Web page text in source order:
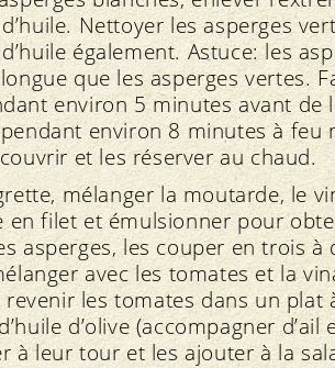
Nettoyer les asperges
également. Astuce: les
que les asperges vertes.
environ 5 minutes avant
environ 8 minutes à
et les réserver au chaud.
mélanger la moutarde, le
en filet et émulsionner pour
asperges, les couper en trois
avec les tomates et la
revenir les tomates dans un
d’olive (accompagner
à leur tour et les ajouter à la